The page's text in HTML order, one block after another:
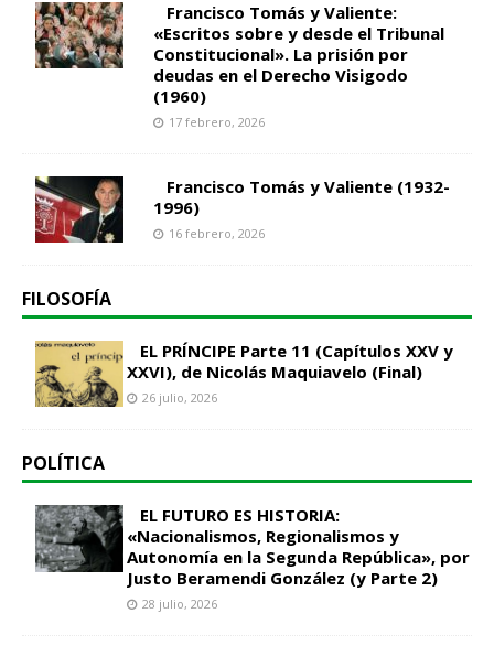
Francisco Tomás y Valiente:
«Escritos sobre y desde el Tribunal
Constitucional». La prisión por
deudas en el Derecho Visigodo
(1960)
17 febrero, 2026
Francisco Tomás y Valiente (1932-
1996)
16 febrero, 2026
FILOSOFÍA
EL PRÍNCIPE Parte 11 (Capítulos XXV y
XXVI), de Nicolás Maquiavelo (Final)
26 julio, 2026
POLÍTICA
EL FUTURO ES HISTORIA:
«Nacionalismos, Regionalismos y
Autonomía en la Segunda República», por
Justo Beramendi González (y Parte 2)
28 julio, 2026